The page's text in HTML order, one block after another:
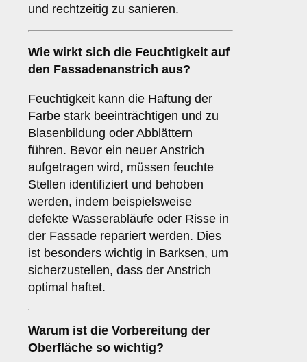
und rechtzeitig zu sanieren.
Wie wirkt sich die Feuchtigkeit auf
den Fassadenanstrich aus?
Feuchtigkeit kann die Haftung der
Farbe stark beeinträchtigen und zu
Blasenbildung oder Abblättern
führen. Bevor ein neuer Anstrich
aufgetragen wird, müssen feuchte
Stellen identifiziert und behoben
werden, indem beispielsweise
defekte Wasserabläufe oder Risse in
der Fassade repariert werden. Dies
ist besonders wichtig in Barksen, um
sicherzustellen, dass der Anstrich
optimal haftet.
Warum ist die Vorbereitung der
Oberfläche so wichtig?